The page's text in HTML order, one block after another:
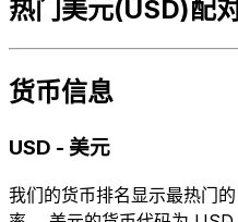
热门美元(USD)配
货币信息
USD - 美元
我们的货币排名显示最热门